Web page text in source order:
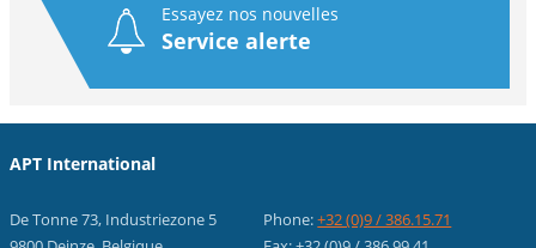
Essayez nos nouvelles
Service alerte
APT International
De Tonne 73, Industriezone 5
Phone:+32 (0)9 / 386.15.71